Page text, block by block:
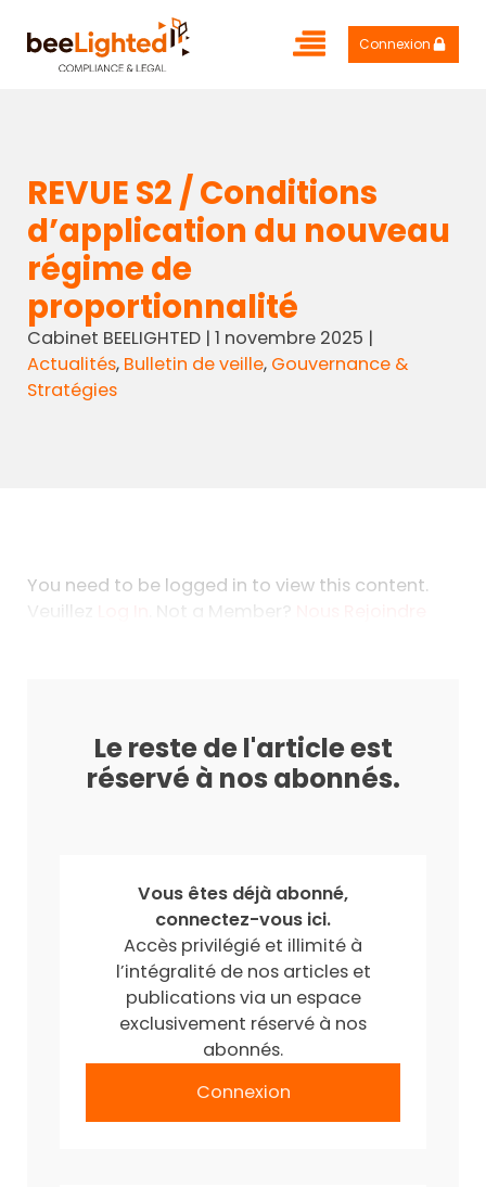
Connexion
REVUE S2 / Conditions
d’application du nouveau
régime de
proportionnalité
Cabinet BEELIGHTED| 1 novembre 2025 |
Actualités, Bulletin de veille, Gouvernance &
Stratégies
You need to be logged in to view this content.
Veuillez
. Not a Member?
Le reste de l'article est
réservé à nos abonnés.
Vous êtes déjà abonné,
connectez-vous ici.
Accès privilégié et illimité à
l’intégralité de nos articles et
publications via un espace
exclusivement réservé à nos
abonnés.
Connexion